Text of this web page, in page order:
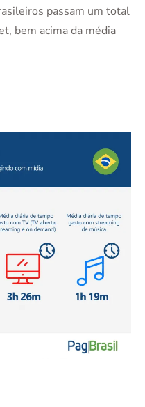
passam um total
bem acima da média